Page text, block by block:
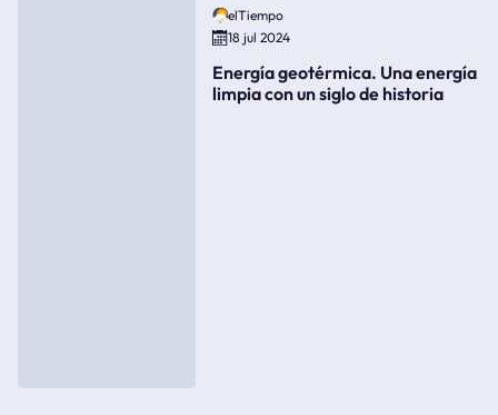
elTiempo
18 jul 2024
Energía geotérmica. Una energía
limpia con un siglo de historia